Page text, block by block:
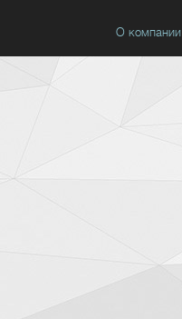
О компании